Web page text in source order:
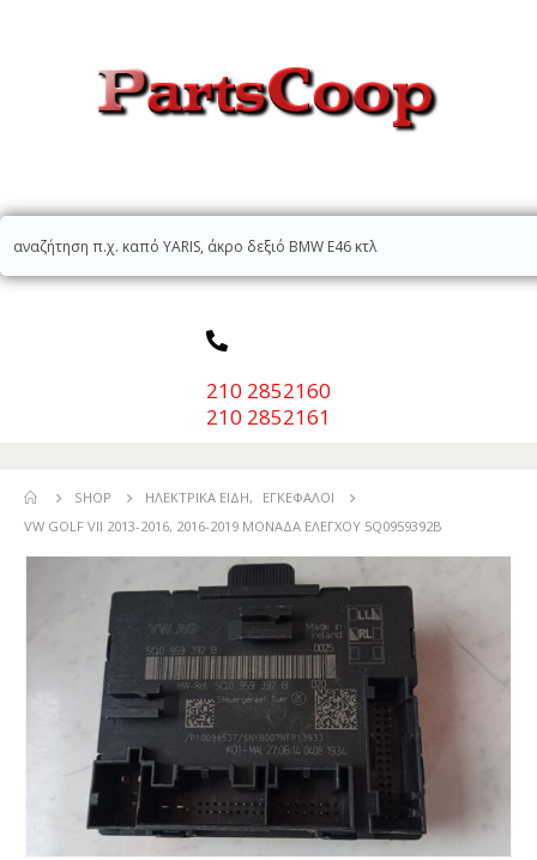
210 2852160
210 2852161
SHOP ΗΛΕΚΤΡΙΚΆ ΕΊΔΗ,
ΕΓΚΈΦΑΛΟΙ
VW GOLF VII 2013-2016, 2016-2019 ΜΟΝΑΔΑ ΕΛΕΓΧΟΥ 5Q0959392B